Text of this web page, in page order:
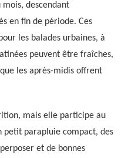
descendant
en fin de période. Ces
les balades urbaines, à
peuvent être fraîches,
les après-midis offrent
mais elle participe au
parapluie compact, des
et de bonnes